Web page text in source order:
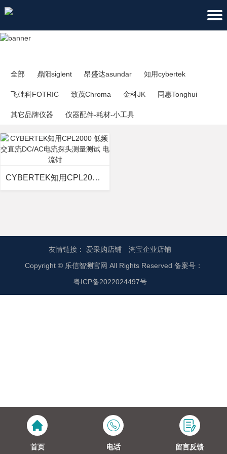
全部 鼎阳siglent 昂盛达asundar 知用cybertek
飞础科FOTRIC 致茂Chroma 金科JK 同惠Tonghui
其它品牌仪器 仪器配件-耗材-小工具
CYBERTEK知用CPL2000 低频交直流DC/AC电流探头测量测试 电流钳
友情链接： 爱采购店铺
淘宝企业店铺
Copyright © 乐信智测官网 All Rights Reserved 备案号：
粤ICP备2022024497号
首页 电话 留言反馈